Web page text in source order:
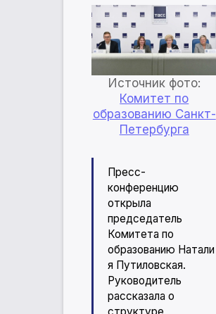
Источник фото:
Комитет по
образованию Санкт-
Петербурга
Пресс-
конференцию
открыла
председатель
Комитета по
образованию Натали
я Путиловская.
Руководитель
рассказала о